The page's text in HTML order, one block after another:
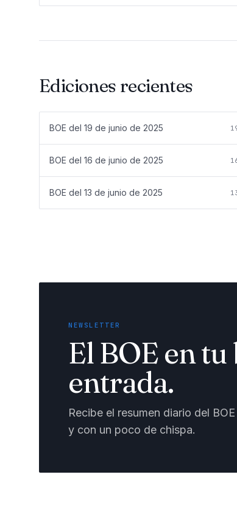
Ediciones recientes
BOE del 19 de junio de 2025
BOE del 16 de junio de 2025
BOE del 13 de junio de 2025
NEWSLETTER
El BOE en
entrada.
Recibe el resumen diario del
y con un poco de chispa.